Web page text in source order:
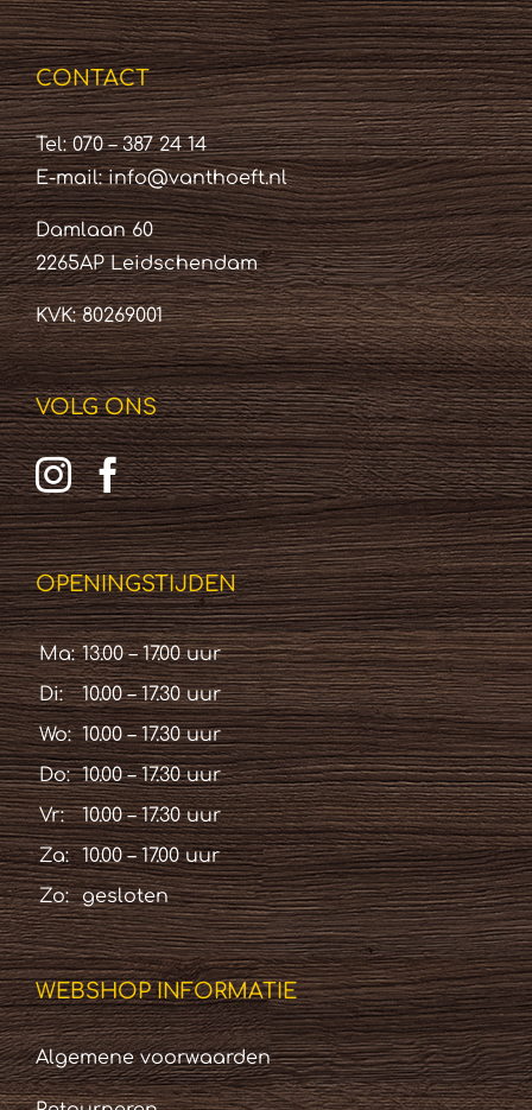
CONTACT
Tel: 070 – 387 24 14
E-mail:info@vanthoeft.nl
Damlaan 60
2265AP Leidschendam
KVK: 80269001
VOLG ONS
OPENINGSTIJDEN
Ma: 13.00 – 17.00 uur
Di:
10.00 – 17.30 uur
Wo: 10.00 – 17.30 uur
Do: 10.00 – 17.30 uur
Vr:
10.00 – 17.30 uur
Za:
10.00 – 17.00 uur
Zo:
gesloten
WEBSHOP INFORMATIE
Algemene voorwaarden